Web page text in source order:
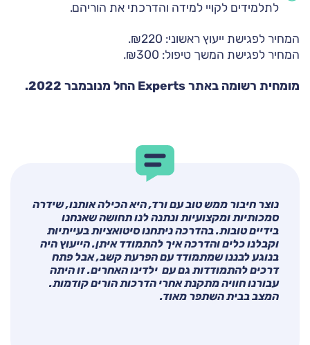
לתלמידים לקויי למידה והדרכתי את הוריהם.
המחיר לפגישת ייעוץ ראשוני: ₪220.
המחיר לפגישת המשך טיפול: ₪300.
מומחית רשומה באתר Experts החל מנובמבר 2022.
נוצר חיבור ממש טוב עם ורד, היא הכילה אותנו, שידרה
סמכותיות ומקצועיות ונתנה לנו תחושה שאנחנו
בידיים טובות. בהדרכה ניתחנו סיטואציות בעייתיות
וקבלנו כלים והדרכה איך להתמודד איתן. הייעוץ היה
בנוגע לבננו שמתמודד עם הפרעת קשב, אבל פתח
דרכים להתמודדות גם עם ילדינו האחרים. זו היתה
עבורנו חוויה מתקנת אחרי הדרכות הורים קודמות.
המצב בבית השתפר מאוד.